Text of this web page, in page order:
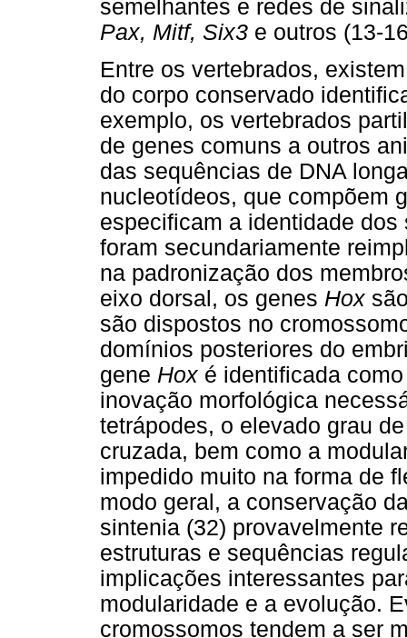
semelhantes e redes de
Pax, Mitf, Six3 e outros (13-
Entre os vertebrados,
do corpo conservado
exemplo, os vertebrados
de genes comuns a outros
das sequências de DNA
nucleotídeos, que compõem
especificam a identidade
foram secundariamente
na padronização dos
eixo dorsal, os genes Hox
são dispostos no
domínios posteriores do
gene Hox é identificada
inovação morfológica
tetrápodes, o elevado grau
cruzada, bem como a
impedido muito na forma de
modo geral, a conservação
sintenia (32) provavelmente
estruturas e sequências
implicações interessantes
modularidade e a evolução.
cromossomos tendem a ser